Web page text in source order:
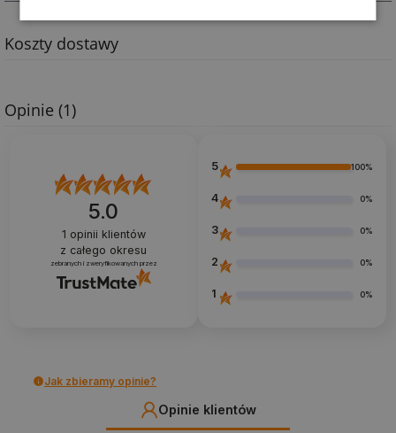
Koszty dostawy
Opinie (1)
5.0
1 opinii klientów
z całego okresu
zebranych i zweryfikowanych przez
5 100%
4 0%
3 0%
2 0%
1 0%
Jak zbieramy opinie?
Opinie klientów